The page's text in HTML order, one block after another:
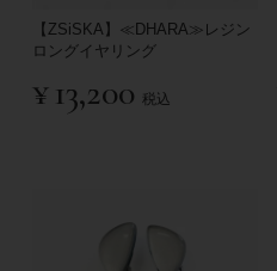
【ZSiSKA】≪DHARA≫レジン
ロングイヤリング
¥ 13,200 税込